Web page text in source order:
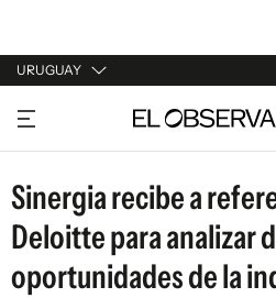
URUGUAY
URUGUAY
ARGENTINA
ESPAÑA
ESTADOS UNIDOS
Sinergia recibe a
Deloitte para analizar
oportunidades de la